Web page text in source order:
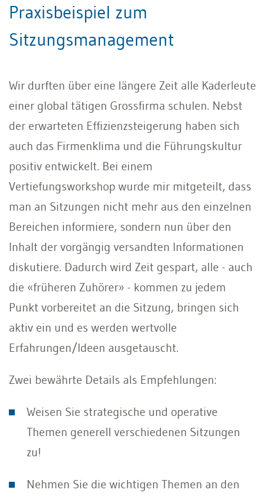
Praxisbeispiel zum
Sitzungsmanagement
Wir durften über eine längere Zeit alle Kaderleute
einer global tätigen Grossfirma schulen. Nebst
der erwarteten Effizienzsteigerung haben sich
auch das Firmenklima und die Führungskultur
positiv entwickelt. Bei einem
Vertiefungsworkshop wurde mir mitgeteilt, dass
man an Sitzungen nicht mehr aus den einzelnen
Bereichen informiere, sondern nun über den
Inhalt der vorgängig versandten Informationen
diskutiere. Dadurch wird Zeit gespart, alle - auch
die «früheren Zuhörer» - kommen zu jedem
Punkt vorbereitet an die Sitzung, bringen sich
aktiv ein und es werden wertvolle
Erfahrungen/Ideen ausgetauscht.
Zwei bewährte Details als Empfehlungen:
Weisen Sie strategische und operative
Themen generell verschiedenen Sitzungen
zu!
Nehmen Sie die wichtigen Themen an den